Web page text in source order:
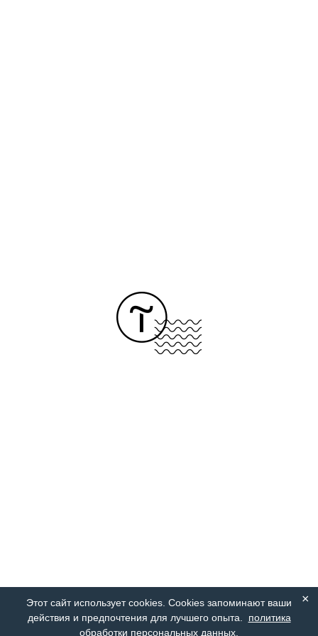
×
Этот сайт использует cookies. Cookies запоминают ваши
действия и предпочтения для лучшего опыта.
политика
обработки персональных данных